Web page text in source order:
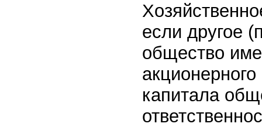
если другое
общество
капитала